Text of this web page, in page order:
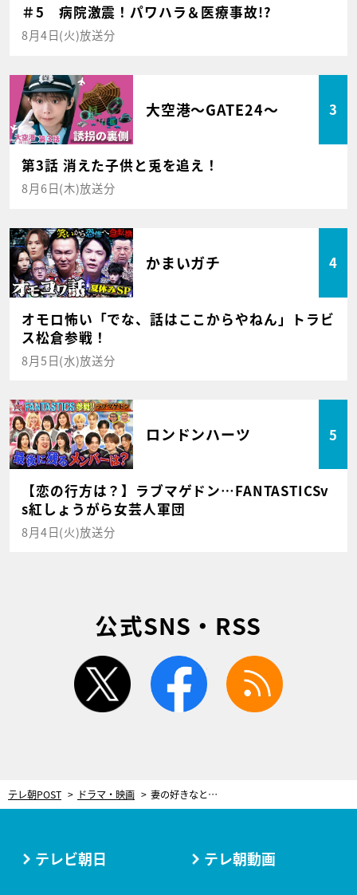
＃5 病院激震！パワハラ＆医療事故!?
8月4日(火)放送分
大空港～GATE24～ 3
第3話 消えた子供と兎を追え！
8月6日(木)放送分
かまいガチ 4
オモロ怖い「でな、話はここからやねん」トラビ
ス松倉参戦！
8月5日(水)放送分
ロンドンハーツ 5
【恋の行方は？】ラブマゲドン…FANTASTICSv
s紅しょうがら女芸人軍団
8月4日(火)放送分
公式SNS・RSS
twitter facebook
テレ朝POST ドラマ・映画 妻の好きなところに“体の相性”を挙げ…主人公の“最悪な本性”が最終回で露呈！＜ぜんぶ、あなたのためだから＞
テレビ朝日 テレ朝動画